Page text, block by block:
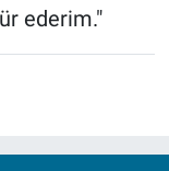
ederim."